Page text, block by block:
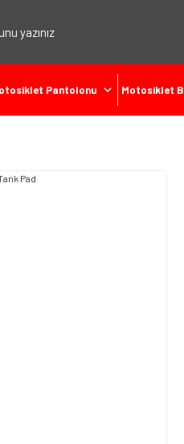
Pantolonu Motosiklet